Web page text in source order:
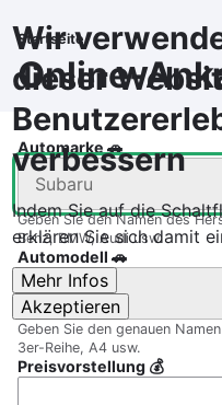
Wir
dieser
verbessern
Indem Sie auf die
erklären Sie sich damit
Mehr Infos
Akzeptieren
zum
Inhalt
Startseite
Online-
Automarke 🚗
Geben Sie den Namen des
Benz, BMW, Audi usw.
Automodell 🚗
Geben Sie den genauen
3er-Reihe, A4 usw.
Preisvorstellung 💰